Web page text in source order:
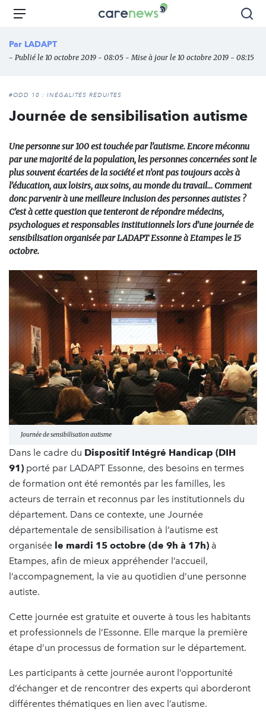
Aller
principal
Carenews,
des
l'engagement
Menu
Par LADAPT
- Publié le 10 octobre 2019 - 08:05 - Mise à jour le 10 octobre 2019 - 08:15
#ODD 10 : INÉGALITÉS RÉDUITES
Journée de sensibilisation autisme
Une personne sur 100 est touchée par l’autisme. Encore méconnu
par une majorité de la population, les personnes concernées sont le
plus souvent écartées de la société et n’ont pas toujours accès à
l’éducation, aux loisirs, aux soins, au monde du travail… Comment
donc parvenir à une meilleure inclusion des personnes autistes ?
C’est à cette question que tenteront de répondre médecins,
psychologues et responsables institutionnels lors d’une journée de
sensibilisation organisée par LADAPT Essonne à Etampes le 15
octobre.
Journée de sensibilisation autisme
Dans le cadre du Dispositif Intégré Handicap (DIH
91) porté par LADAPT Essonne, des besoins en termes
de formation ont été remontés par les familles, les
acteurs de terrain et reconnus par les institutionnels du
département. Dans ce contexte, une Journée
départementale de sensibilisation à l’autisme est
organisée le mardi 15 octobre (de 9h à 17h) à
Etampes, afin de mieux appréhender l’accueil,
l’accompagnement, la vie au quotidien d’une personne
autiste.
Cette journée est gratuite et ouverte à tous les habitants
et professionnels de l’Essonne. Elle marque la première
étape d’un processus de formation sur le département.
Les participants à cette journée auront l’opportunité
d’échanger et de rencontrer des experts qui aborderont
différentes thématiques en lien avec l’autisme.